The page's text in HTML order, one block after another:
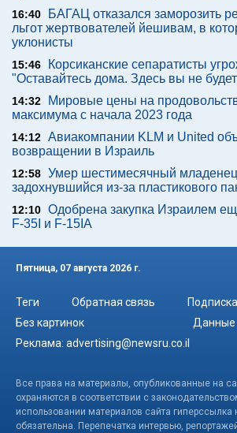
16:40
БАГАЦ отказался заморозить
льгот жертвователей йешивам, в
уклонисты
15:46
Корсиканские сепаратисты
"Оставайтесь дома. Здесь вы не
14:32
Мировые цены на
максимума с начала 2023 года
14:12 Авиакомпании KLM и United
возвращении в Израиль
12:58 Умер шестимесячный
задохнувшийся из-за пластикового
12:10 Одобрена закупка Израилем
F-35I и F-15IA
Пятница, 07 августа 2026 г.
Теги Обратная связь
Без картинок
Данные
Реклама: advertising@newsru.co.il
Все права на материалы, опубликованные на
охраняются в соответствии с
использовании материалов сайта гиперссылка
обязательна. Перепечатка интервью,